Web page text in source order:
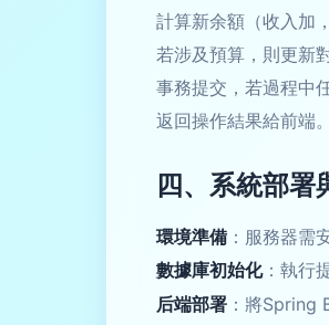
計算新余額（收入加
若涉及預算，則更新
事務提交，若過程中
返回操作結果給前端。
四、系統部署
環境準備 ：服務器需
數據庫初始化：執行
后端部署 ：將Spring